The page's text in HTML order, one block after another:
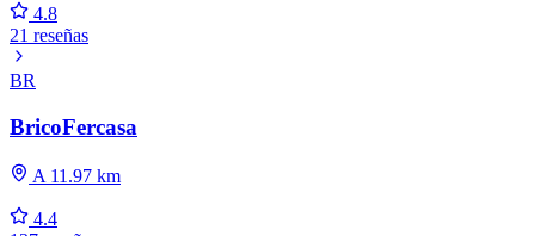
4.8
21 reseñas
BR
BricoFercasa
A 11.97 km
4.4